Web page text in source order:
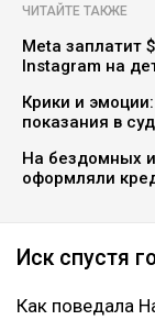
ЧИТАЙТЕ ТАКЖЕ
Meta заплатит
Instagram на
Крики и
показания в
На бездомных
оформляли
Иск спустя
Как поведала